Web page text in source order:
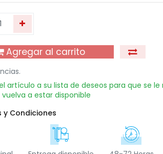
Agregar al carrito
artículo a su lista de deseos para que se
a estar disponible
y Condiciones